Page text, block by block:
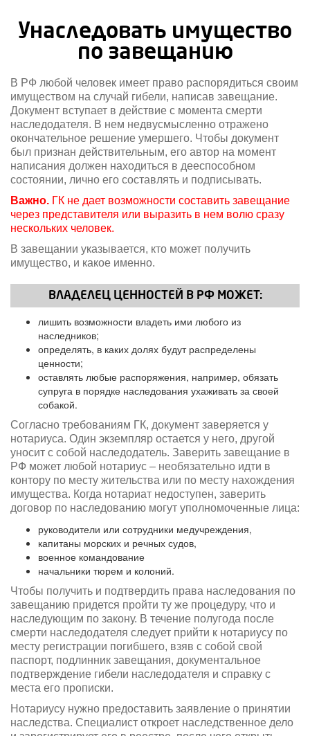
Унаследовать имущество
по завещанию
В РФ любой человек имеет право распорядиться своим
имуществом на случай гибели, написав завещание.
Документ вступает в действие с момента смерти
наследодателя. В нем недвусмысленно отражено
окончательное решение умершего. Чтобы документ
был признан действительным, его автор на момент
написания должен находиться в дееспособном
состоянии, лично его составлять и подписывать.
Важно. ГК не дает возможности составить завещание
через представителя или выразить в нем волю сразу
нескольких человек.
В завещании указывается, кто может получить
имущество, и какое именно.
ВЛАДЕЛЕЦ ЦЕННОСТЕЙ В РФ МОЖЕТ:
лишить возможности владеть ими любого из
наследников;
определять, в каких долях будут распределены
ценности;
оставлять любые распоряжения, например, обязать
супруга в порядке наследования ухаживать за своей
собакой.
Согласно требованиям ГК, документ заверяется у
нотариуса. Один экземпляр остается у него, другой
уносит с собой наследодатель. Заверить завещание в
РФ может любой нотариус – необязательно идти в
контору по месту жительства или по месту нахождения
имущества. Когда нотариат недоступен, заверить
договор по наследованию могут уполномоченные лица:
руководители или сотрудники медучреждения,
капитаны морских и речных судов,
военное командование
начальники тюрем и колоний.
Чтобы получить и подтвердить права наследования по
завещанию придется пройти ту же процедуру, что и
наследующим по закону. В течение полугода после
смерти наследодателя следует прийти к нотариусу по
месту регистрации погибшего, взяв с собой свой
паспорт, подлинник завещания, документальное
подтверждение гибели наследодателя и справку с
места его прописки.
Нотариусу нужно предоставить заявление о принятии
наследства. Специалист откроет наследственное дело